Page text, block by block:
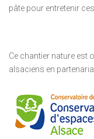
pâte pour entretenir
Ce chantier nature est
alsaciens en